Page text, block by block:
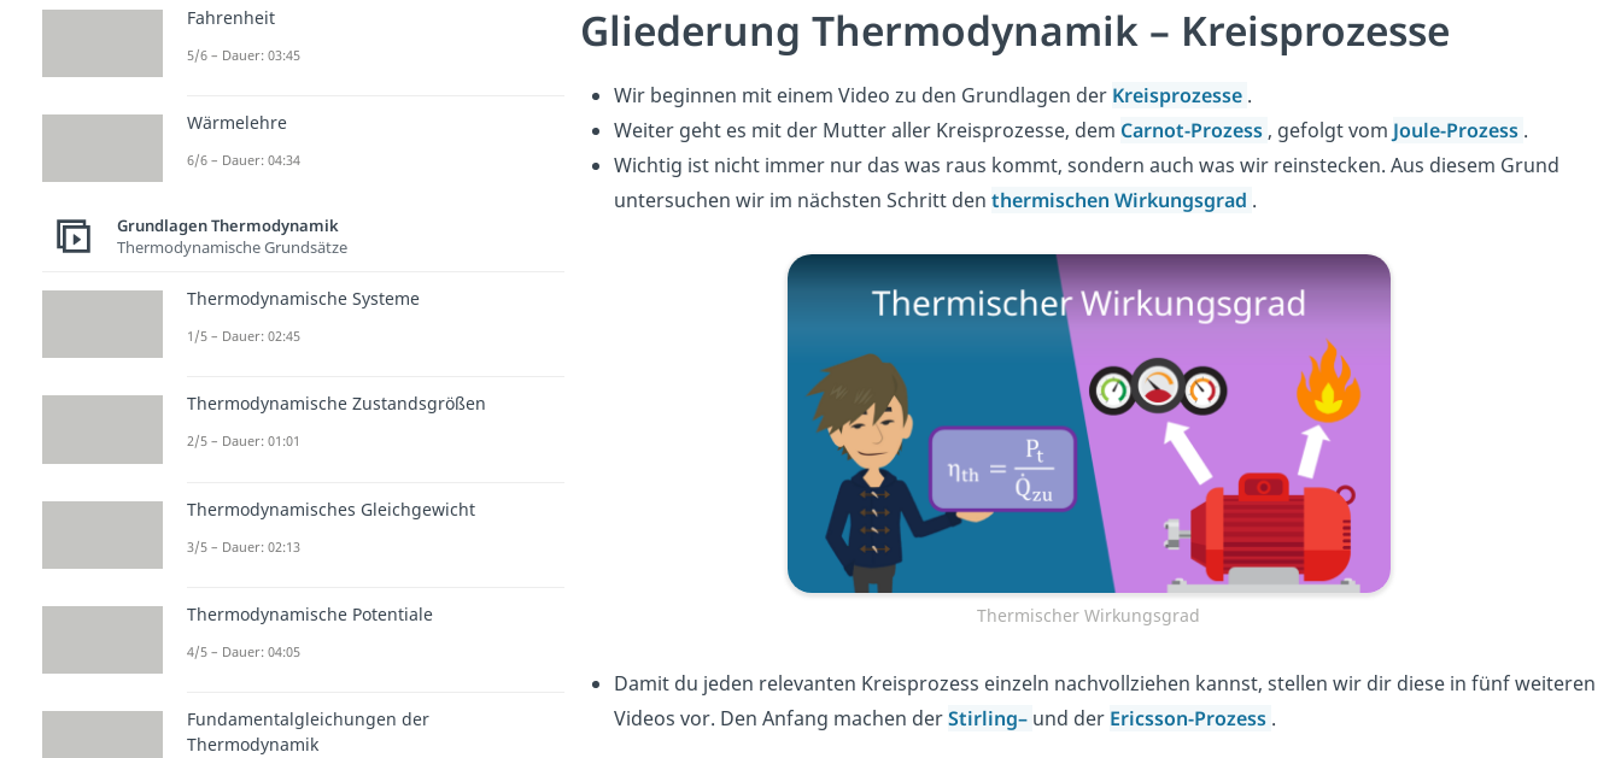
Gliederung Thermodynamik – Kreisprozesse
Wir beginnen mit einem Video zu den Grundlagen der Kreisprozesse .
Weiter geht es mit der Mutter aller Kreisprozesse, dem Carnot-Prozess , gefolgt vom Joule-Prozess .
Wichtig ist nicht immer nur das was raus kommt, sondern auch was wir reinstecken. Aus diesem Grund
untersuchen wir im nächsten Schritt denthermischen Wirkungsgrad .
Thermischer Wirkungsgrad
Damit du jeden relevanten Kreisprozess einzeln nachvollziehen kannst, stellen wir dir diese in fünf weiteren
Videos vor. Den Anfang machen derStirling– und der Ericsson-Prozess .
Fahrenheit
5/6 – Dauer: 03:45
Wärmelehre
6/6 – Dauer: 04:34
Grundlagen Thermodynamik
Thermodynamische Grundsätze
Thermodynamische Systeme
1/5 – Dauer: 02:45
Thermodynamische Zustandsgrößen
2/5 – Dauer: 01:01
Thermodynamisches Gleichgewicht
3/5 – Dauer: 02:13
Thermodynamische Potentiale
4/5 – Dauer: 04:05
Fundamentalgleichungen der
Thermodynamik